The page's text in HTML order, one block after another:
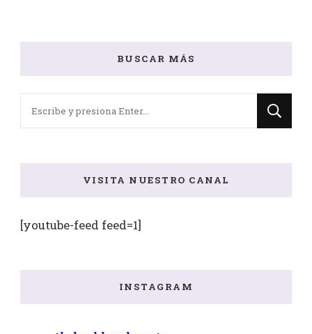
BUSCAR MÁS
VISITA NUESTRO CANAL
[youtube-feed feed=1]
INSTAGRAM